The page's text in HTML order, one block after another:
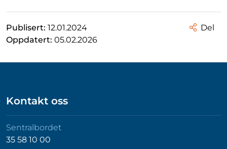
Publisert: 12.01.2024
Oppdatert: 05.02.2026
Del
Kontakt oss
Sentralbordet
35 58 10 00